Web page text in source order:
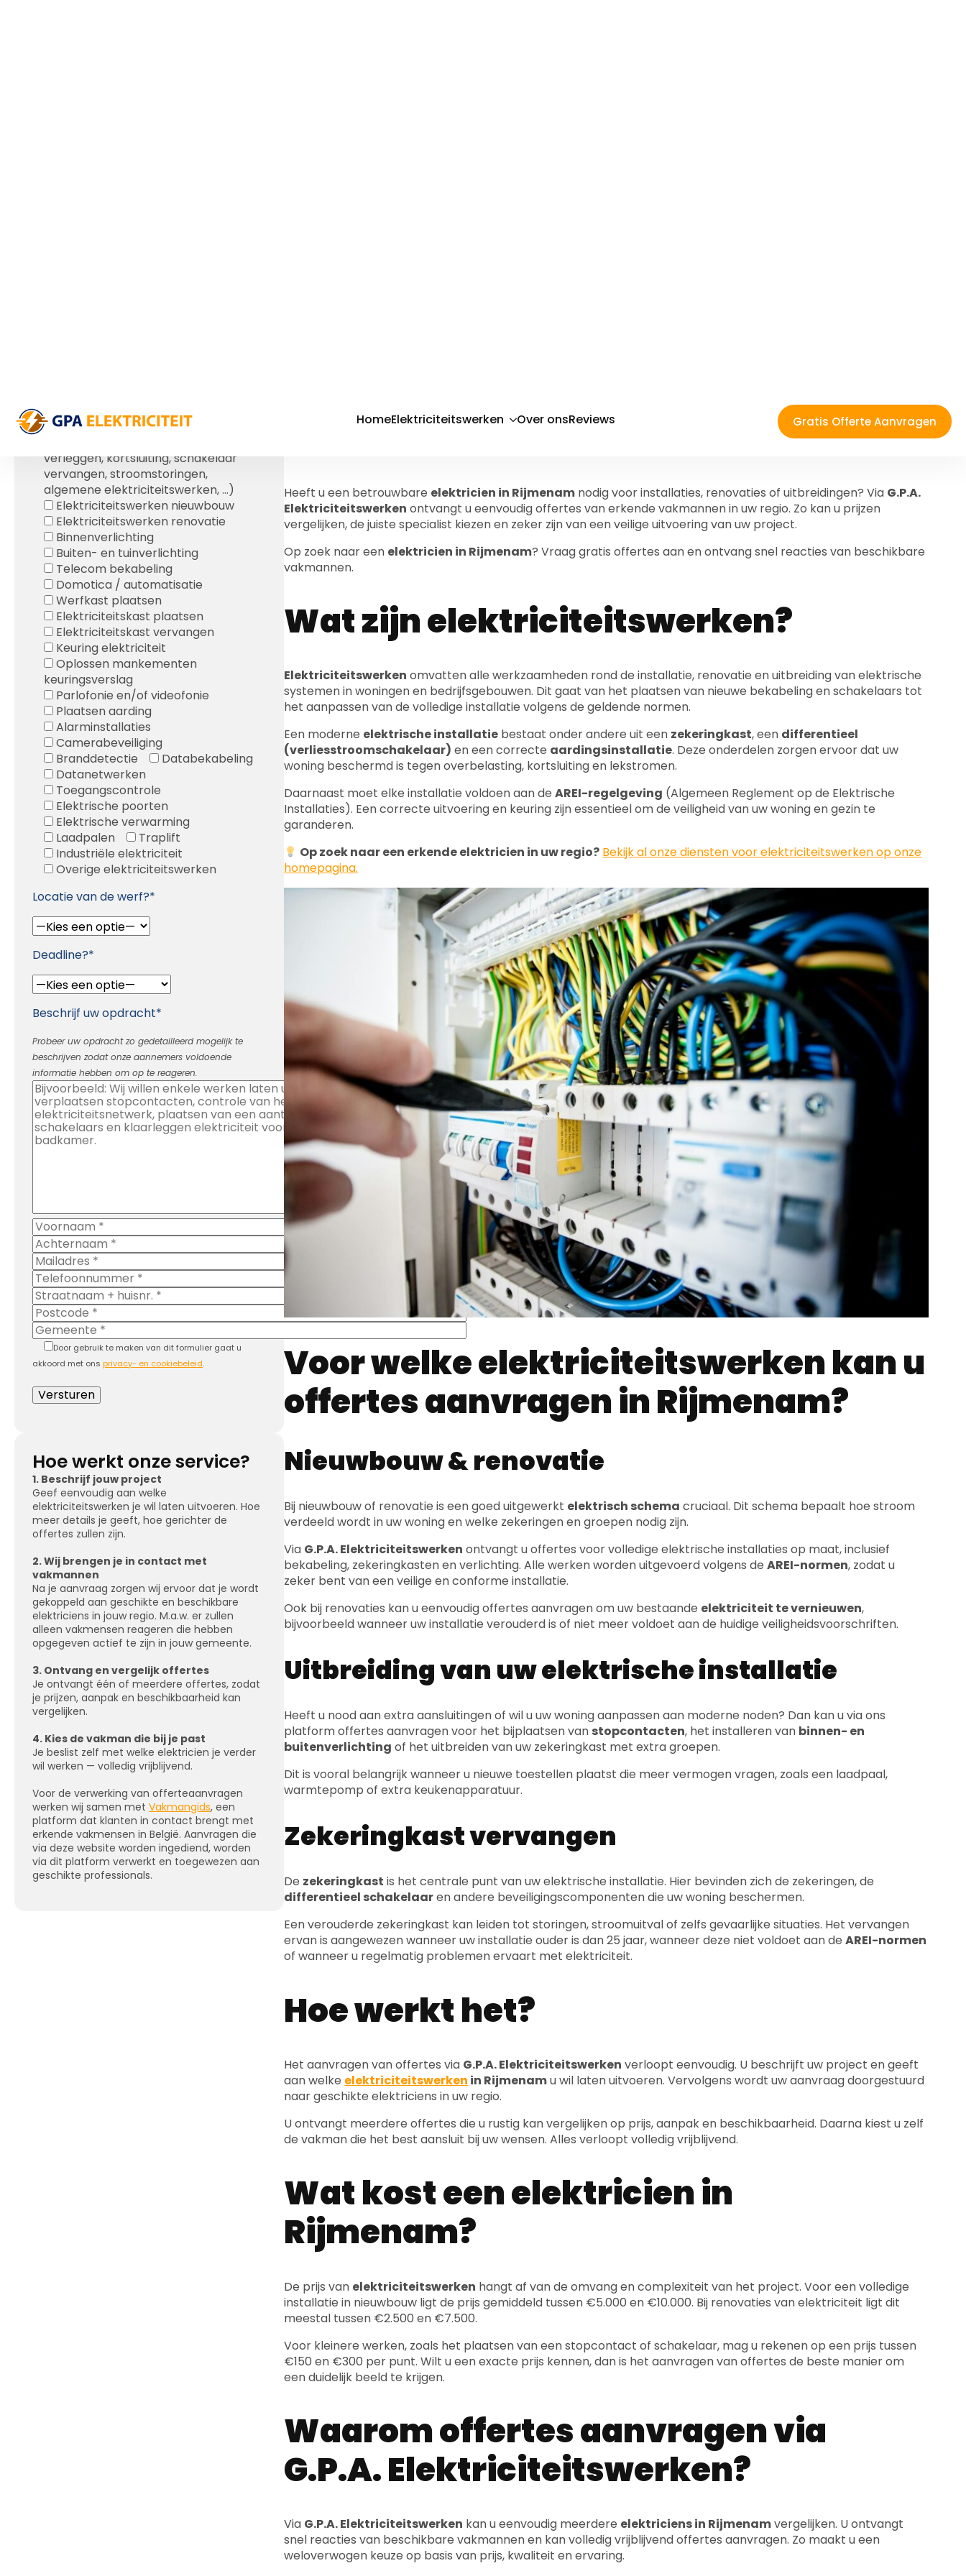
Meerdere selecties mogelijk.
verleggen, kortsluiting, schakelaar
vervangen, stroomstoringen,
algemene elektriciteitswerken, ...)
Elektriciteitswerken nieuwbouw
Elektriciteitswerken renovatie
Binnenverlichting
Buiten- en tuinverlichting
Telecom bekabeling
Domotica / automatisatie
Werfkast plaatsen
Elektriciteitskast plaatsen
Elektriciteitskast vervangen
Keuring elektriciteit
Oplossen mankementen
keuringsverslag
Parlofonie en/of videofonie
Plaatsen aarding
Alarminstallaties
Camerabeveiliging
Branddetectie
Databekabeling
Datanetwerken
Toegangscontrole
Elektrische poorten
Elektrische verwarming
Laadpalen
Traplift
Industriële elektriciteit
Overige elektriciteitswerken
Locatie van de werf?*
Deadline?*
Beschrijf uw opdracht*
Probeer uw opdracht zo gedetailleerd mogelijk te
beschrijven zodat onze aannemers voldoende
informatie hebben om op te reageren.
Door gebruik te maken van dit formulier gaat u
akkoord met ons privacy- en cookiebeleid.
Hoe werkt onze service?
1. Beschrijf jouw project
Geef eenvoudig aan welke
elektriciteitswerken je wil laten uitvoeren. Hoe
meer details je geeft, hoe gerichter de
offertes zullen zijn.
2. Wij brengen je in contact met
vakmannen
Na je aanvraag zorgen wij ervoor dat je wordt
gekoppeld aan geschikte en beschikbare
elektriciens in jouw regio. M.a.w. er zullen
alleen vakmensen reageren die hebben
opgegeven actief te zijn in jouw gemeente.
3. Ontvang en vergelijk offertes
Je ontvangt één of meerdere offertes, zodat
je prijzen, aanpak en beschikbaarheid kan
vergelijken.
4. Kies de vakman die bij je past
Je beslist zelf met welke elektricien je verder
wil werken — volledig vrijblijvend.
Voor de verwerking van offerteaanvragen
werken wij samen met Vakmangids, een
platform dat klanten in contact brengt met
erkende vakmensen in België. Aanvragen die
via deze website worden ingediend, worden
via dit platform verwerkt en toegewezen aan
geschikte professionals.
voor elektriciteitswerken
Heeft u een betrouwbare elektricien in Rijmenam nodig voor installaties, renovaties of uitbreidingen? Via G.P.A.
Elektriciteitswerken ontvangt u eenvoudig offertes van erkende vakmannen in uw regio. Zo kan u prijzen
vergelijken, de juiste specialist kiezen en zeker zijn van een veilige uitvoering van uw project.
Op zoek naar een elektricien in Rijmenam? Vraag gratis offertes aan en ontvang snel reacties van beschikbare
vakmannen.
Wat zijn elektriciteitswerken?
Elektriciteitswerken omvatten alle werkzaamheden rond de installatie, renovatie en uitbreiding van elektrische
systemen in woningen en bedrijfsgebouwen. Dit gaat van het plaatsen van nieuwe bekabeling en schakelaars tot
het aanpassen van de volledige installatie volgens de geldende normen.
Een moderne elektrische installatie bestaat onder andere uit een zekeringkast, een differentieel
(verliesstroomschakelaar) en een correcte aardingsinstallatie. Deze onderdelen zorgen ervoor dat uw
woning beschermd is tegen overbelasting, kortsluiting en lekstromen.
Daarnaast moet elke installatie voldoen aan deAREI-regelgeving (Algemeen Reglement op de Elektrische
Installaties). Een correcte uitvoering en keuring zijn essentieel om de veiligheid van uw woning en gezin te
garanderen.
Op zoek naar een erkende elektricien in uw regio? Bekijk al onze diensten voor elektriciteitswerken op onze
homepagina.
Voor welke elektriciteitswerken kan u
offertes aanvragen in Rijmenam?
Nieuwbouw & renovatie
Bij nieuwbouw of renovatie is een goed uitgewerkt elektrisch schema cruciaal. Dit schema bepaalt hoe stroom
verdeeld wordt in uw woning en welke zekeringen en groepen nodig zijn.
Via G.P.A. Elektriciteitswerken ontvangt u offertes voor volledige elektrische installaties op maat, inclusief
bekabeling, zekeringkasten en verlichting. Alle werken worden uitgevoerd volgens deAREI-normen, zodat u
zeker bent van een veilige en conforme installatie.
Ook bij renovaties kan u eenvoudig offertes aanvragen om uw bestaande elektriciteit te vernieuwen,
bijvoorbeeld wanneer uw installatie verouderd is of niet meer voldoet aan de huidige veiligheidsvoorschriften.
Uitbreiding van uw elektrische installatie
Heeft u nood aan extra aansluitingen of wil u uw woning aanpassen aan moderne noden? Dan kan u via ons
platform offertes aanvragen voor het bijplaatsen van stopcontacten, het installeren van binnen- en
buitenverlichting of het uitbreiden van uw zekeringkast met extra groepen.
Dit is vooral belangrijk wanneer u nieuwe toestellen plaatst die meer vermogen vragen, zoals een laadpaal,
warmtepomp of extra keukenapparatuur.
Zekeringkast vervangen
De zekeringkast is het centrale punt van uw elektrische installatie. Hier bevinden zich de zekeringen, de
differentieel schakelaaren andere beveiligingscomponenten die uw woning beschermen.
Een verouderde zekeringkast kan leiden tot storingen, stroomuitval of zelfs gevaarlijke situaties. Het vervangen
ervan is aangewezen wanneer uw installatie ouder is dan 25 jaar, wanneer deze niet voldoet aan deAREI-normen
of wanneer u regelmatig problemen ervaart met elektriciteit.
Hoe werkt het?
Het aanvragen van offertes via G.P.A. Elektriciteitswerken verloopt eenvoudig. U beschrijft uw project en geeft
aan welke elektriciteitswerken in Rijmenamu wil laten uitvoeren. Vervolgens wordt uw aanvraag doorgestuurd
naar geschikte elektriciens in uw regio.
U ontvangt meerdere offertes die u rustig kan vergelijken op prijs, aanpak en beschikbaarheid. Daarna kiest u zelf
de vakman die het best aansluit bij uw wensen. Alles verloopt volledig vrijblijvend.
Wat kost een elektricien in
Rijmenam?
De prijs van elektriciteitswerken hangt af van de omvang en complexiteit van het project. Voor een volledige
installatie in nieuwbouw ligt de prijs gemiddeld tussen €5.000 en €10.000. Bij renovaties van elektriciteit ligt dit
meestal tussen €2.500 en €7.500.
Voor kleinere werken, zoals het plaatsen van een stopcontact of schakelaar, mag u rekenen op een prijs tussen
€150 en €300 per punt. Wilt u een exacte prijs kennen, dan is het aanvragen van offertes de beste manier om
een duidelijk beeld te krijgen.
Waarom offertes aanvragen via
G.P.A. Elektriciteitswerken?
Via G.P.A. Elektriciteitswerken kan u eenvoudig meerdere elektriciens in Rijmenamvergelijken. U ontvangt
snel reacties van beschikbare vakmannen en kan volledig vrijblijvend offertes aanvragen. Zo maakt u een
weloverwogen keuze op basis van prijs, kwaliteit en ervaring.